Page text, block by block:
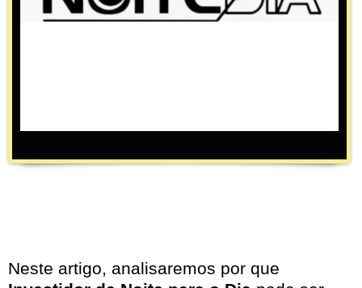
Neste artigo, analisaremos por que